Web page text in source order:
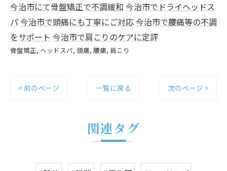
今治市にて骨盤矯正で不調緩和 今治市でドライヘッドス
パ今治市で頭痛にも丁寧にご対応今治市で腰痛等の不調
をサポート 今治市で肩こりのケアに定評
骨盤矯正 ヘッドスパ 頭痛 腰痛 肩こり
< 前のページ 一覧に戻る 次のページ >
関連タグ